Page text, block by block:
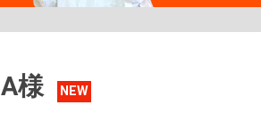
A様 NEW